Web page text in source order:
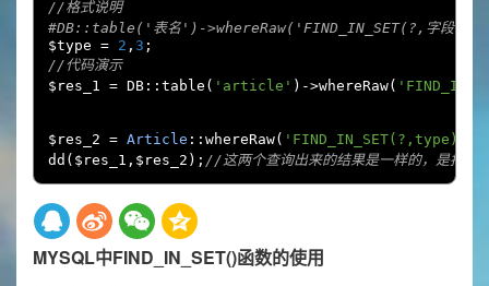
//格式说明
#DB::table('表名')->whereRaw('FIND_IN_SET(?,字段名
$type = 2 , 3 ;
//代码演示
$res_1 = DB :: table ( 'article' )->whereRaw(
$res_2 = Article :: whereRaw( 'FIND_IN_SET(?,type)'
dd ( $res_1 , $res_2 ); //这两个查询出来的结果是一样的，是指
MYSQL中FIND_IN_SET()函数的使用